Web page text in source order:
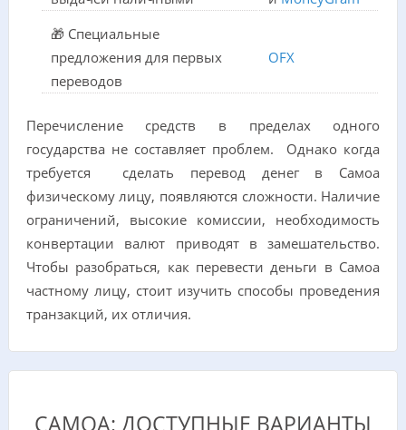
🎁 Специальные
предложения для первых
переводов
OFX
Перечисление средств в пределах одного
государства не составляет проблем. Однако когда
требуется сделать перевод денег в Самоа
физическому лицу, появляются сложности. Наличие
ограничений, высокие комиссии, необходимость
конвертации валют приводят в замешательство.
Чтобы разобраться, как перевести деньги в Самоа
частному лицу, стоит изучить способы проведения
транзакций, их отличия.
САМОА: ДОСТУПНЫЕ ВАРИАНТЫ